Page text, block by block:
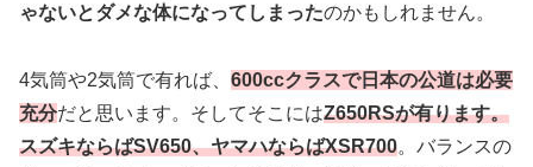
ゃないとダメな体になってしまったのかもしれません。
4気筒や2気筒で有れば、 600ccクラスで日本の公道は必要
充分だと思います。そしてそこにはZ650RSが有ります。
スズキならばSV650、ヤマハならばXSR700。バランスの